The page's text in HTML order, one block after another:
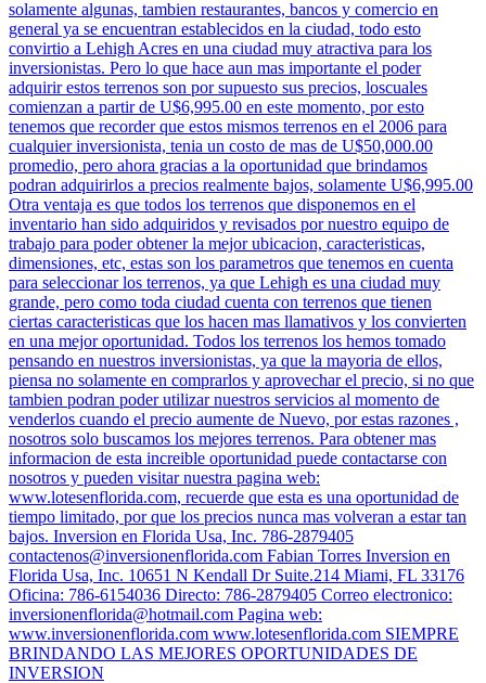
solamente algunas, tambien restaurantes, bancos y comercio en
general ya se encuentran establecidos en la ciudad, todo esto
convirtio a Lehigh Acres en una ciudad muy atractiva para los
inversionistas. Pero lo que hace aun mas importante el poder
adquirir estos terrenos son por supuesto sus precios, loscuales
comienzan a partir de U$6,995.00 en este momento, por esto
tenemos que recorder que estos mismos terrenos en el 2006 para
cualquier inversionista, tenia un costo de mas de U$50,000.00
promedio, pero ahora gracias a la oportunidad que brindamos
podran adquirirlos a precios realmente bajos, solamente U$6,995.00
Otra ventaja es que todos los terrenos que disponemos en el
inventario han sido adquiridos y revisados por nuestro equipo de
trabajo para poder obtener la mejor ubicacion, caracteristicas,
dimensiones, etc, estas son los parametros que tenemos en cuenta
para seleccionar los terrenos, ya que Lehigh es una ciudad muy
grande, pero como toda ciudad cuenta con terrenos que tienen
ciertas caracteristicas que los hacen mas llamativos y los convierten
en una mejor oportunidad. Todos los terrenos los hemos tomado
pensando en nuestros inversionistas, ya que la mayoria de ellos,
piensa no solamente en comprarlos y aprovechar el precio, si no que
tambien podran poder utilizar nuestros servicios al momento de
venderlos cuando el precio aumente de Nuevo, por estas razones ,
nosotros solo buscamos los mejores terrenos. Para obtener mas
informacion de esta increible oportunidad puede contactarse con
nosotros y pueden visitar nuestra pagina web:
www.lotesenflorida.com, recuerde que esta es una oportunidad de
tiempo limitado, por que los precios nunca mas volveran a estar tan
bajos. Inversion en Florida Usa, Inc. 786-2879405
contactenos@inversionenflorida.com Fabian Torres Inversion en
Florida Usa, Inc. 10651 N Kendall Dr Suite.214 Miami, FL 33176
Oficina: 786-6154036 Directo: 786-2879405 Correo electronico:
inversionenflorida@hotmail.com Pagina web:
www.inversionenflorida.com www.lotesenflorida.com SIEMPRE
BRINDANDO LAS MEJORES OPORTUNIDADES DE
INVERSION